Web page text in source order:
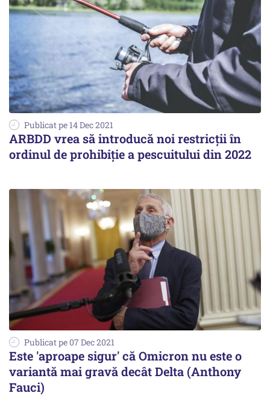
Publicat pe 14 Dec 2021
ARBDD vrea să introducă noi restricții în
ordinul de prohibiţie a pescuitului din 2022
Publicat pe 07 Dec 2021
Este 'aproape sigur' că Omicron nu este o
variantă mai gravă decât Delta (Anthony
Fauci)